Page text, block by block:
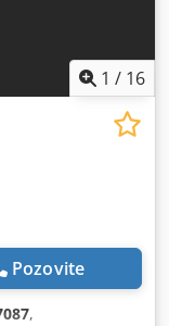
1 / 16
Pozovite
,